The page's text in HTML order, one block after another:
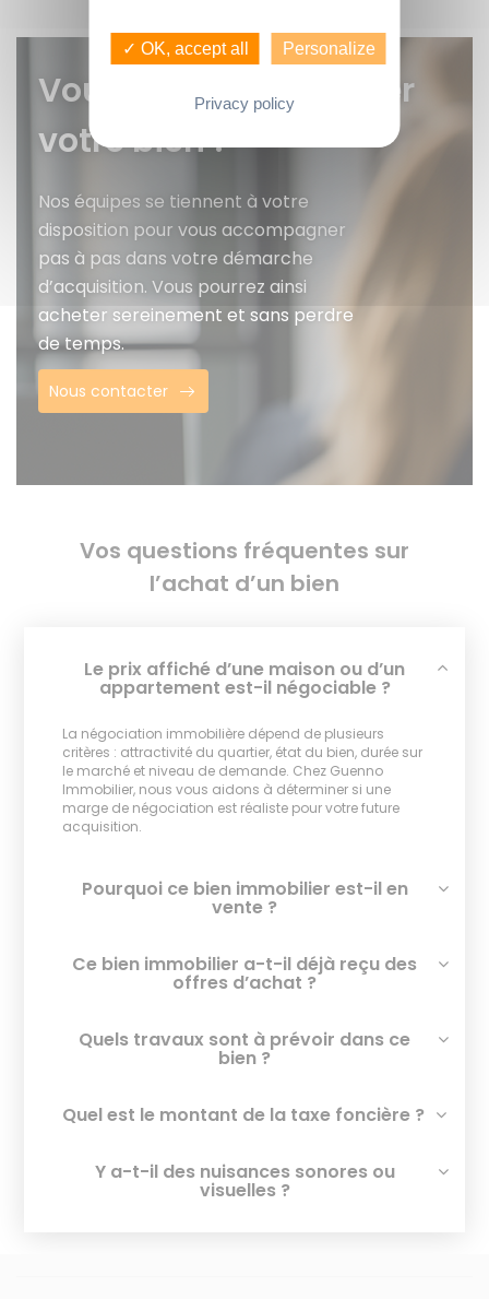
Vous voulez faire gérer
votre bien ?
Nos équipes se tiennent à votre
disposition pour vous accompagner
pas à pas dans votre démarche
d’acquisition. Vous pourrez ainsi
acheter sereinement et sans perdre
de temps.
Nous contacter
Vos questions fréquentes sur
l’achat d’un bien
Le prix affiché d’une maison ou d’un
appartement est-il négociable ?
La négociation immobilière dépend de plusieurs
critères : attractivité du quartier, état du bien, durée sur
le marché et niveau de demande. Chez Guenno
Immobilier, nous vous aidons à déterminer si une
marge de négociation est réaliste pour votre future
acquisition.
Pourquoi ce bien immobilier est-il en
vente ?
Ce bien immobilier a-t-il déjà reçu des
offres d’achat ?
Quels travaux sont à prévoir dans ce
bien ?
Quel est le montant de la taxe foncière ?
Y a-t-il des nuisances sonores ou
visuelles ?
✓ OK, accept all Personalize
Privacy policy